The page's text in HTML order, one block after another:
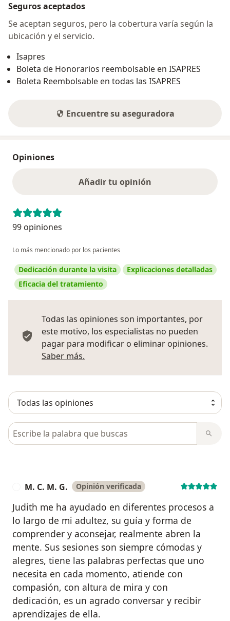
Seguros aceptados
Se aceptan seguros, pero la cobertura varía según la
ubicación y el servicio.
Isapres
Boleta de Honorarios reembolsable en ISAPRES
Boleta Reembolsable en todas las ISAPRES
Encuentre su aseguradora
Opiniones
Añadir tu opinión
99 opiniones
Lo más mencionado por los pacientes
Dedicación durante la visita
Explicaciones detalladas
Eficacia del tratamiento
Todas las opiniones son importantes, por
este motivo, los especialistas no pueden
pagar para modificar o eliminar opiniones.
Saber más.
Busca en opiniones
M. C. M. G. Opinión verificada
Judith me ha ayudado en diferentes procesos a
lo largo de mi adultez, su guía y forma de
comprender y aconsejar, realmente abren la
mente. Sus sesiones son siempre cómodas y
alegres, tiene las palabras perfectas que uno
necesita en cada momento, atiende con
compasión, con altura de mira y con
dedicación, es un agrado conversar y recibir
aprendizajes de ella.